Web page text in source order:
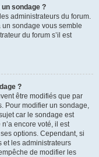
sondage ?
administrateurs du forum.
sondage vous semble
du forum s’il est
?
être modifiés que par
Pour modifier un sondage,
car le sondage est
encore voté, il est
options. Cependant, si
et les administrateurs
de modifier les